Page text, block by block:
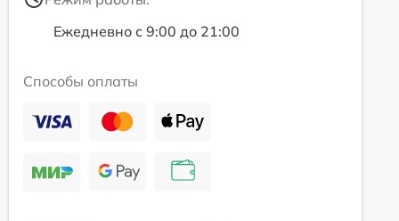
Ежедневно с 9:00 до 21:00
Способы оплаты